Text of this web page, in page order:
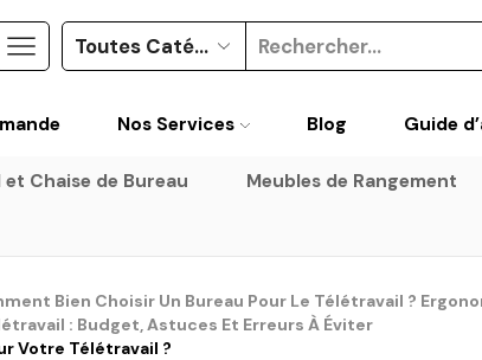
Nos Services Blog Guide
et Chaise de Bureau Meubles de Rangement
Bien Choisir Un Bureau Pour Le Télétravail ?
: Budget, Astuces Et Erreurs À Éviter
Votre Télétravail ?